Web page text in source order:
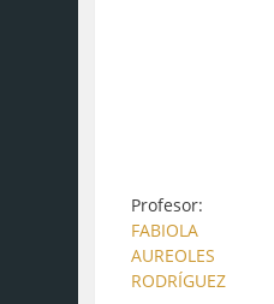
Profesor:
FABIOLA
AUREOLES
RODRÍGUEZ